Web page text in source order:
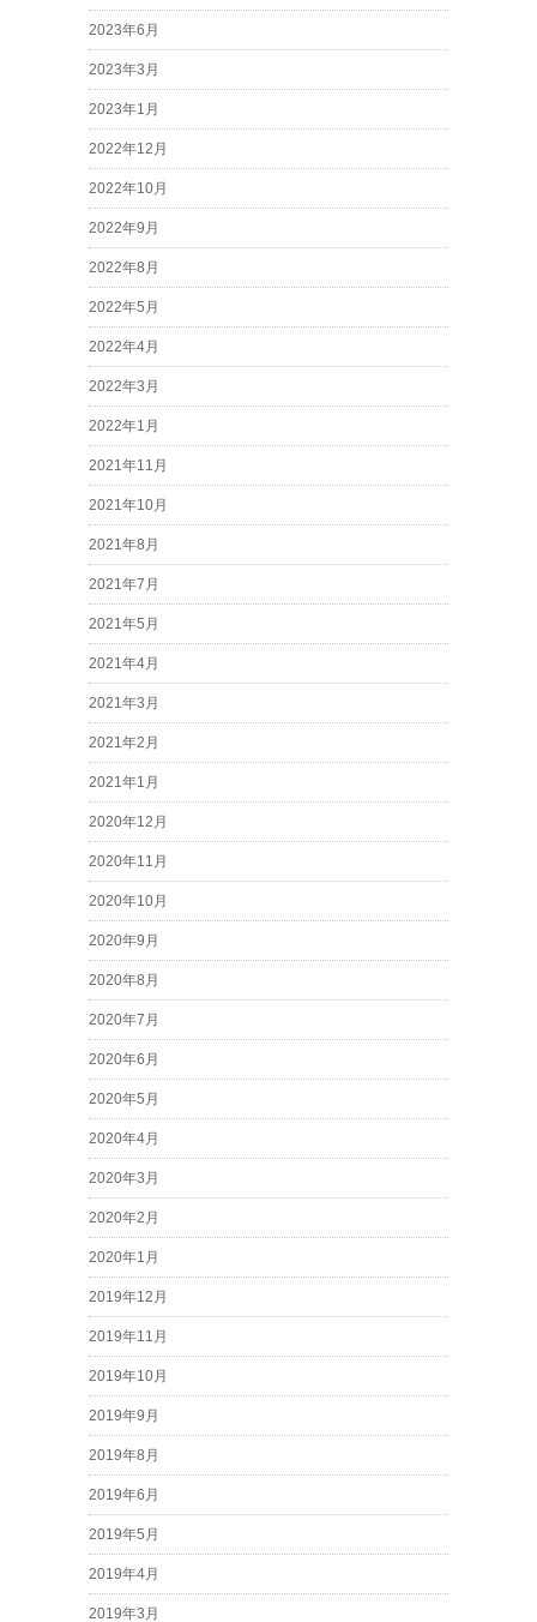
2023年6月
2023年3月
2023年1月
2022年12月
2022年10月
2022年9月
2022年8月
2022年5月
2022年4月
2022年3月
2022年1月
2021年11月
2021年10月
2021年8月
2021年7月
2021年5月
2021年4月
2021年3月
2021年2月
2021年1月
2020年12月
2020年11月
2020年10月
2020年9月
2020年8月
2020年7月
2020年6月
2020年5月
2020年4月
2020年3月
2020年2月
2020年1月
2019年12月
2019年11月
2019年10月
2019年9月
2019年8月
2019年6月
2019年5月
2019年4月
2019年3月